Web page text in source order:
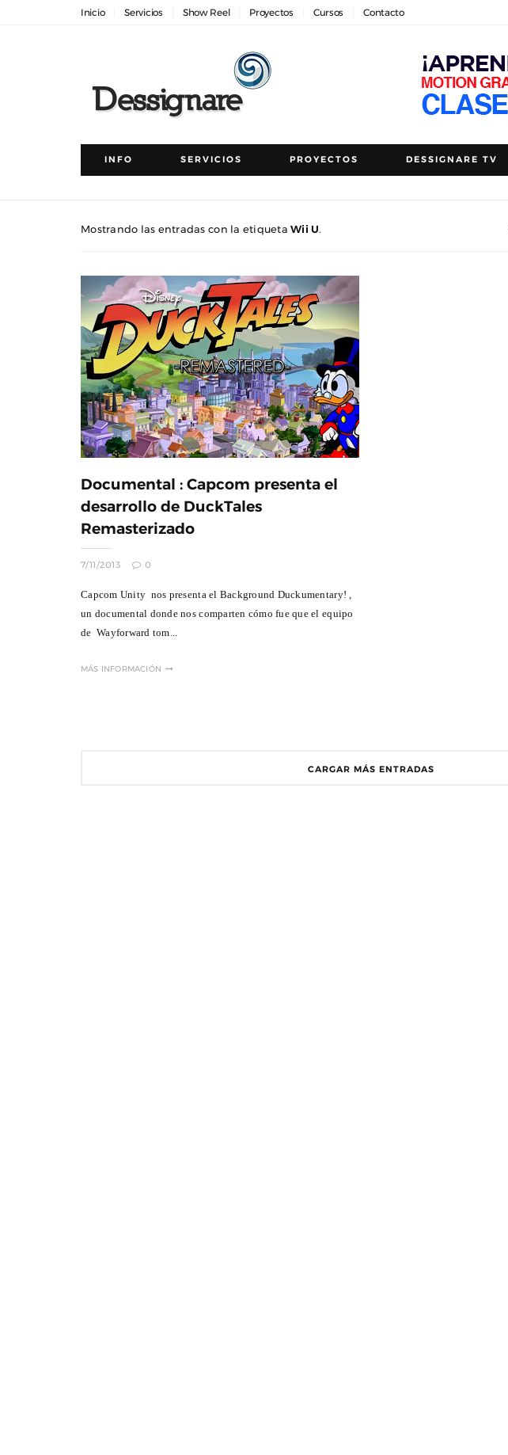
Inicio Servicios Show Reel Proyectos Cursos Contacto
INFO SERVICIOS PROYECTOS DESSIGNARE TV
Mostrando las entradas con la etiquetaWii U.
Documental : Capcom presenta el
desarrollo de DuckTales
Remasterizado
7/11/2013 0
Capcom Unity nos presenta el Background Duckumentary! ,
un documental donde nos comparten cómo fue que el equipo
de Wayforward tom...
MÁS INFORMACIÓN
CARGAR MÁS ENTRADAS